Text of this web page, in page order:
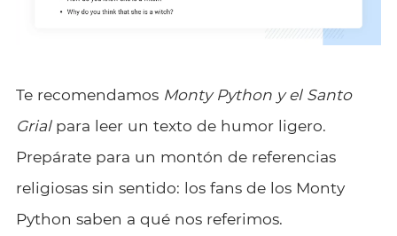
Te recomendamos Monty Python y el Santo
Grialpara leer un texto de humor ligero.
Prepárate para un montón de referencias
religiosas sin sentido: los fans de los Monty
Python saben a qué nos referimos.